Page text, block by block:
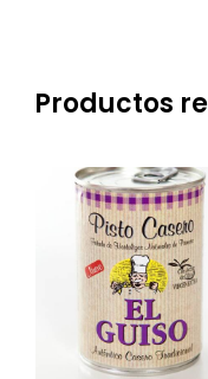
Productos